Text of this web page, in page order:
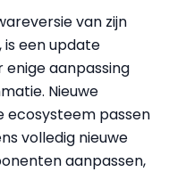
van zijn
een update
enige aanpassing
Nieuwe
ecosysteem passen
volledig nieuwe
aanpassen,